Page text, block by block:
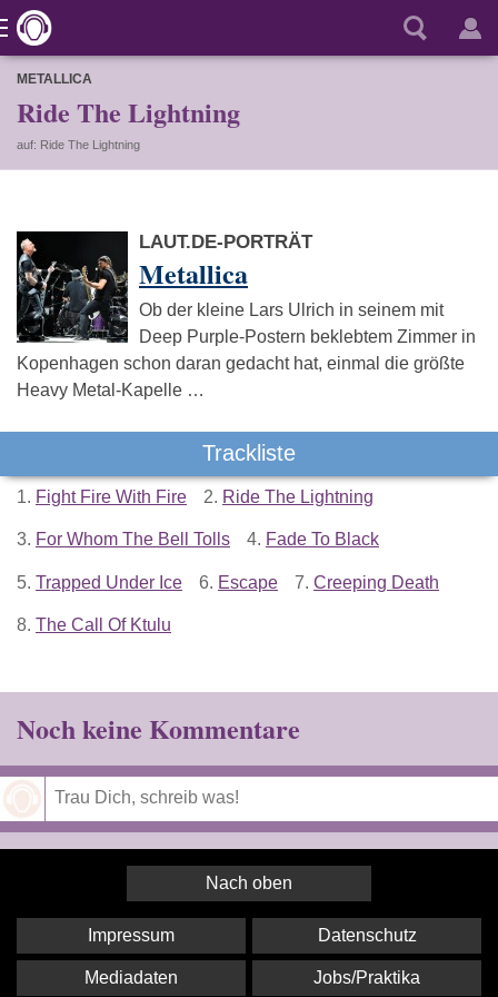
METALLICA
Ride The Lightning
auf: Ride The Lightning
LAUT.DE-PORTRÄT
Metallica
Ob der kleine Lars Ulrich in seinem mit
Deep Purple-Postern beklebtem Zimmer in
Kopenhagen schon daran gedacht hat, einmal die größte
Heavy Metal-Kapelle …
Trackliste
1. Fight Fire With Fire 2. Ride The Lightning
3. For Whom The Bell Tolls 4. Fade To Black
5. Trapped Under Ice 6. Escape 7. Creeping Death
8. The Call Of Ktulu
Noch keine Kommentare
Nach oben
Impressum Datenschutz
Mediadaten Jobs/Praktika